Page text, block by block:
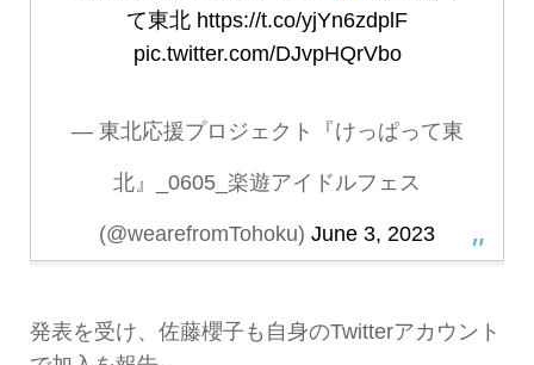
て東北 https://t.co/yjYn6zdplF
pic.twitter.com/DJvpHQrVbo
— 東北応援プロジェクト『けっぱって東
北』_0605_楽遊アイドルフェス
(@wearefromTohoku) June 3, 2023
発表を受け、佐藤櫻子も自身のTwitterアカウント